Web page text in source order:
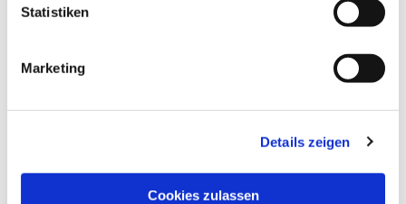
Statistiken
Marketing
Details zeigen
Cookies zulassen
Katholische Kirchengemeinde
Tempelhof-Buckow